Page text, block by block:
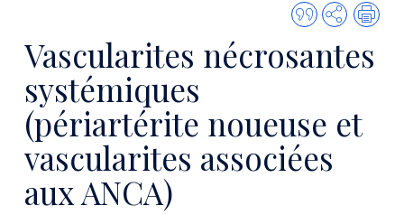
Citer
cette
publication
Partager
Vascularites nécrosantes
systémiques
(périartérite noueuse et
vascularites associées
aux ANCA)